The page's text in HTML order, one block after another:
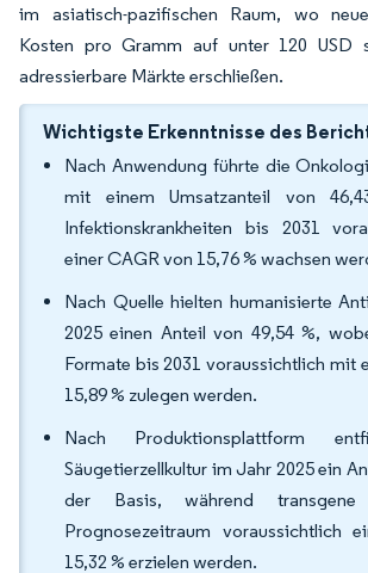
im asiatisch-pazifischen Raum, wo
Kosten pro Gramm auf unter 120 USD
adressierbare Märkte erschließen.
Wichtigste Erkenntnisse des
Nach Anwendung führte die
mit einem Umsatzanteil von
Infektionskrankheiten bis 2031
einer CAGR von 15,76 % wachsen
Nach Quelle hielten humanisierte
2025 einen Anteil von 49,54 %,
Formate bis 2031 voraussichtlich mit
15,89 % zulegen werden.
Nach Produktionsplattform
Säugetierzellkultur im Jahr 2025 ein
der Basis, während
Prognosezeitraum voraussichtlich
15,32 % erzielen werden.